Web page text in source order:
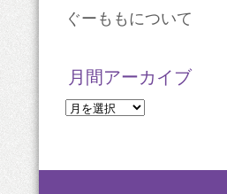
ぐーももについて
月間アーカイブ
月
カ